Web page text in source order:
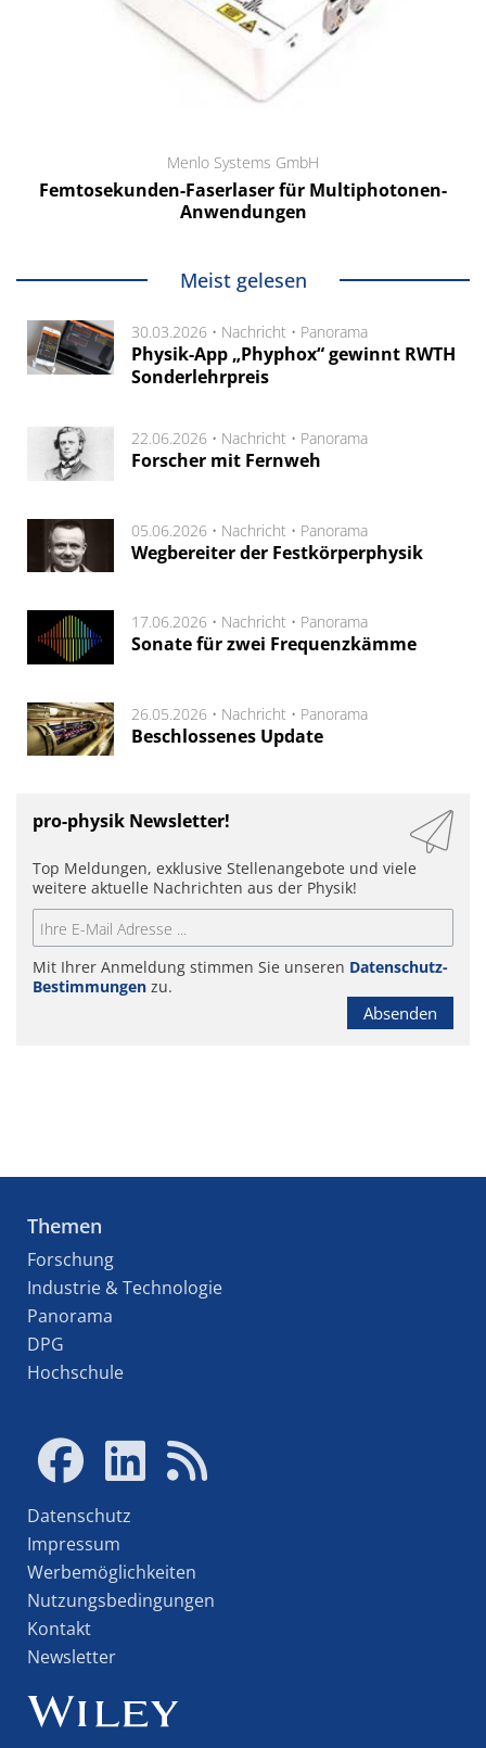
Menlo Systems GmbH
Femtosekunden-Faserlaser für Multiphotonen-
Anwendungen
Meist gelesen
30.03.2026 • Nachricht • Panorama
Physik-App „Phyphox“ gewinnt RWTH
Sonderlehrpreis
22.06.2026 • Nachricht • Panorama
Forscher mit Fernweh
05.06.2026 • Nachricht • Panorama
Wegbereiter der Festkörperphysik
17.06.2026 • Nachricht • Panorama
Sonate für zwei Frequenzkämme
26.05.2026 • Nachricht • Panorama
Beschlossenes Update
pro-physik Newsletter!
Top Meldungen, exklusive Stellenangebote und viele
weitere aktuelle Nachrichten aus der Physik!
Mit Ihrer Anmeldung stimmen Sie unseren Datenschutz-
Bestimmungen zu.
Absenden
Themen
Forschung
Industrie & Technologie
Panorama
DPG
Hochschule
Datenschutz
Impressum
Werbemöglichkeiten
Nutzungsbedingungen
Kontakt
Newsletter